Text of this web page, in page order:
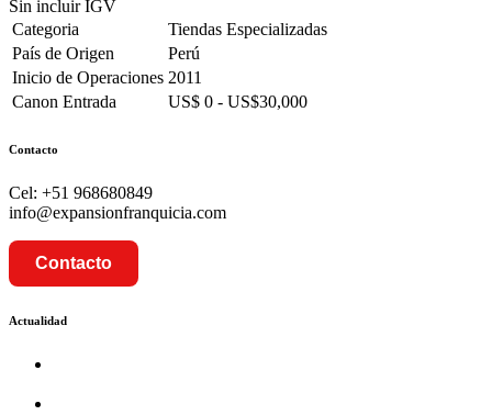
Sin incluir IGV
Categoria
Tiendas Especializadas
País de Origen
Perú
Inicio de Operaciones 2011
Canon Entrada
US$ 0 - US$30,000
Contacto
Cel: +51 968680849
info@expansionfranquicia.com
Contacto
Actualidad